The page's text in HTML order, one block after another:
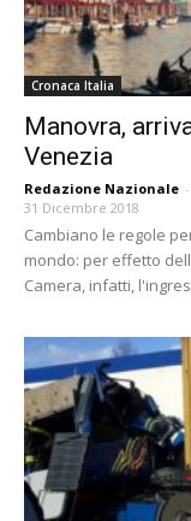
Cronaca Italia
Manovra,
Venezia
Redazione Nazionale -
31 Dicembre 2018
Cambiano le regole
mondo: per effetto
Camera, infatti,